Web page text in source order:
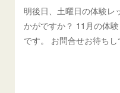
明後日、土曜日の体験レ
かがですか？ 11月の体
です。 お問合せお待ちし